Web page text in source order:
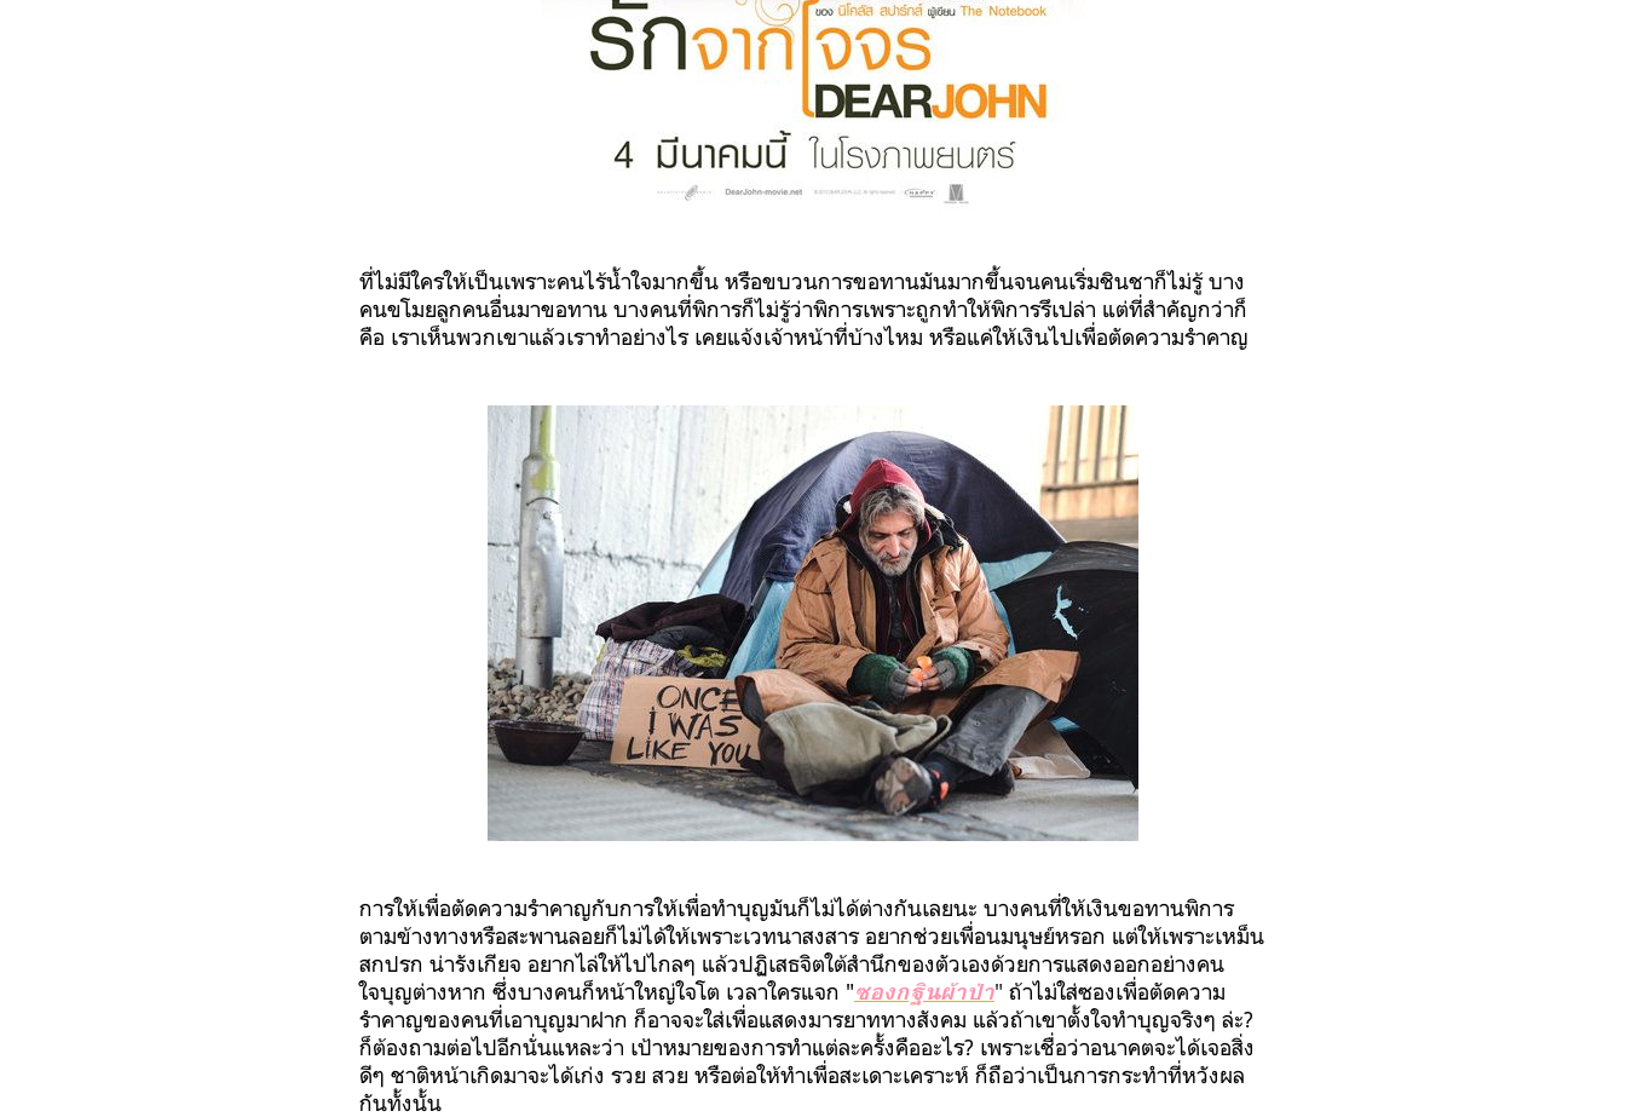
ที่ไม่มีใครให้เป็นเพราะคนไร้น้ำใจมากขึ้น หรือขบวนการขอทานมันมากขึ้นจนคนเริ่มชินชาก็ไม่รู้ บาง
คนขโมยลูกคนอื่นมาขอทาน บางคนที่พิการก็ไม่รู้ว่าพิการเพราะถูกทำให้พิการรึเปล่า แต่ที่สำคัญกว่าก็
คือ เราเห็นพวกเขาแล้วเราทำอย่างไร เคยแจ้งเจ้าหน้าที่บ้างไหม หรือแค่ให้เงินไปเพื่อตัดความรำคาญ
การให้เพื่อตัดความรำคาญกับการให้เพื่อทำบุญมันก็ไม่ได้ต่างกันเลยนะ บางคนที่ให้เงินขอทานพิการ
ตามข้างทางหรือสะพานลอยก็ไม่ได้ให้เพราะเวทนาสงสาร อยากช่วยเพื่อนมนุษย์หรอก แต่ให้เพราะเหม็น
สกปรก น่ารังเกียจ อยากไล่ให้ไปไกลๆ แล้วปฏิเสธจิตใต้สำนึกของตัวเองด้วยการแสดงออกอย่างคน
ใจบุญต่างหาก ซึ่งบางคนก็หน้าใหญ่ใจโต เวลาใครแจก "ซองกฐินผ้าป่า" ถ้าไม่ใส่ซองเพื่อตัดความ
รำคาญของคนที่เอาบุญมาฝาก ก็อาจจะใส่เพื่อแสดงมารยาททางสังคม แล้วถ้าเขาตั้งใจทำบุญจริงๆ ล่ะ?
ก็ต้องถามต่อไปอีกนั่นแหละว่า เป้าหมายของการทำแต่ละครั้งคืออะไร? เพราะเชื่อว่าอนาคตจะได้เจอสิ่ง
ดีๆ ชาติหน้าเกิดมาจะได้เก่ง รวย สวย หรือต่อให้ทำเพื่อสะเดาะเคราะห์ ก็ถือว่าเป็นการกระทำที่หวังผล
กันทั้งนั้น